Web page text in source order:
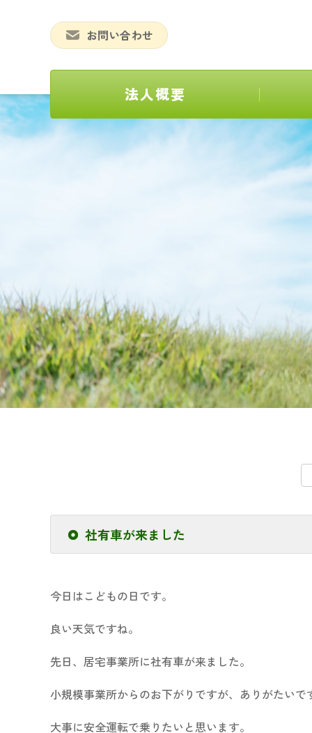
お問い合わせ
法人概要
社有車が来ました
今日はこどもの日です。
良い天気ですね。
先日、居宅事業所に社有車が来ました。
小規模事業所からのお下がりですが、ありがたいで
大事に安全運転で乗りたいと思います。